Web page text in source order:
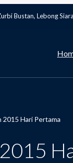
Bustan, Lebong
2015 Hari Pertama